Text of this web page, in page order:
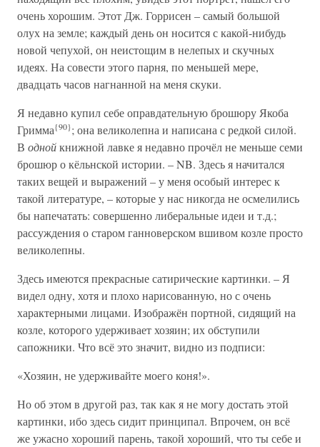
очень хорошим. Этот Дж. Горрисен – самый большой
олух на земле; каждый день он носится с какой-нибудь
новой чепухой, он неистощим в нелепых и скучных
идеях. На совести этого парня, по меньшей мере,
двадцать часов нагнанной на меня скуки.
Я недавно купил себе оправдательную брошюру Якоба
Гримма{90}; она великолепна и написана с редкой силой.
В однойкнижной лавке я недавно прочёл не меньше семи
брошюр о кёльнской истории. – NB. Здесь я начитался
таких вещей и выражений – у меня особый интерес к
такой литературе, – которые у нас никогда не осмелились
бы напечатать: совершенно либеральные идеи и т.д.;
рассуждения о старом ганноверском вшивом козле просто
великолепны.
Здесь имеются прекрасные сатирические картинки. – Я
видел одну, хотя и плохо нарисованную, но с очень
характерными лицами. Изображён портной, сидящий на
козле, которого удерживает хозяин; их обступили
сапожники. Что всё это значит, видно из подписи:
«Хозяин, не удерживайте моего коня!».
Но об этом в другой раз, так как я не могу достать этой
картинки, ибо здесь сидит принципал. Впрочем, он всё
же ужасно хороший парень, такой хороший, что ты себе и